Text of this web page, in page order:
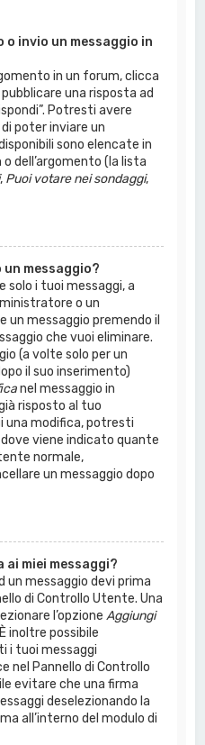
o invio un messaggio in
in un forum, clicca
una risposta ad
Potresti avere
poter inviare un
sono elencate in
dell’argomento (la lista
, Puoi votare nei sondaggi,
un messaggio?
solo i tuoi messaggi, a
o un
un messaggio premendo il
che vuoi eliminare.
(a volte solo per un
il suo inserimento)
nel messaggio in
risposto al tuo
una modifica, potresti
viene indicato quante
normale,
un messaggio dopo
ai miei messaggi?
un messaggio devi prima
di Controllo Utente. Una
l’opzioneAggiungi
inoltre possibile
i tuoi messaggi
nel Pannello di Controllo
evitare che una firma
deselezionando la
all’interno del modulo di